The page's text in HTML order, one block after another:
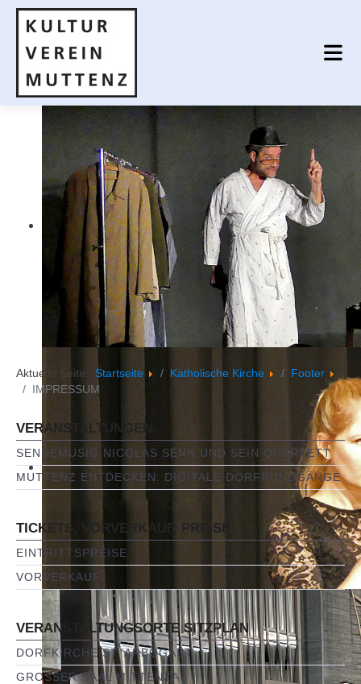
Aktuelle Seite: Startseite Katholische Kirche
Footer
IMPRESSUM
VERANSTALTUNGEN
SENNEMUSIG NICOLAS SENN UND SEIN QUARTETT
MUTTENZ ENTDECKEN: DIGITALE DORFRUNDGÄNGE
TICKETS, VORVERKAUF, PREISE
EINTRITTSPREISE
VORVERKAUF
VERANSTALTUNGSORTE SITZPLAN
DORFKIRCHE ST. ARBOGAST
GROSSER SAAL MITTENZA